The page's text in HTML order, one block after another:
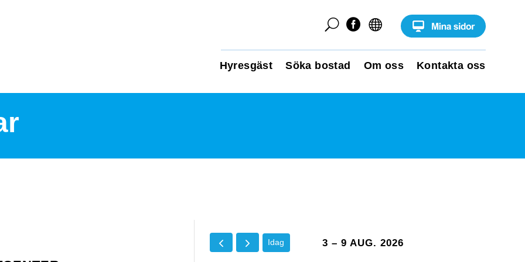


U
Hyresgäst Söka bostad Om oss Kontakta oss
Idag 3 – 9 AUG. 2026